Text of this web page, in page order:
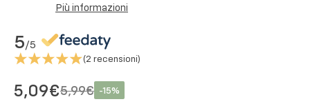
Più informazioni
5/5
(2 recensioni)
5,09€5,99€ -15%